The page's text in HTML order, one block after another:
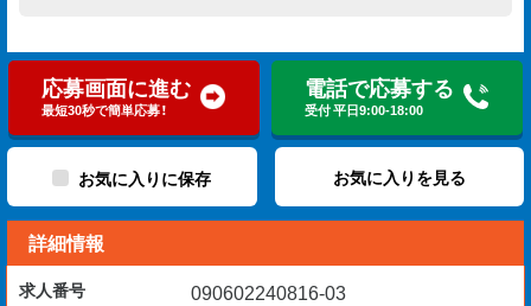
CADスキル（オートCAD）
60歳以上の方（省令3号ニ）
【採用予定日】
即日～3ヵ月以内
応募画面に進む
最短30秒で簡単応募！
電話で応募する
受付 平日9:00-18:00
お気に入りに保存 お気に入りを見る
詳細情報
求人番号 090602240816-03